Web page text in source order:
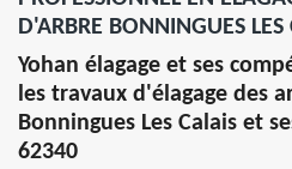
D'ARBRE BONNINGUES
Yohan élagage et ses
les travaux d'élagage des
Bonningues Les Calais et
62340